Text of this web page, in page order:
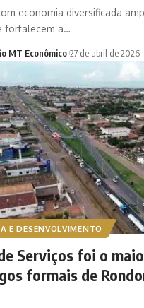
economia diversificada
fortalecem a…
MT Econômico 27 de abril de 2026
E DESENVOLVIMENTO
Serviços foi o
formais de